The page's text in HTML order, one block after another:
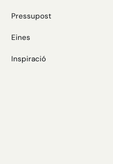
Pressupost
Eines
Inspiració